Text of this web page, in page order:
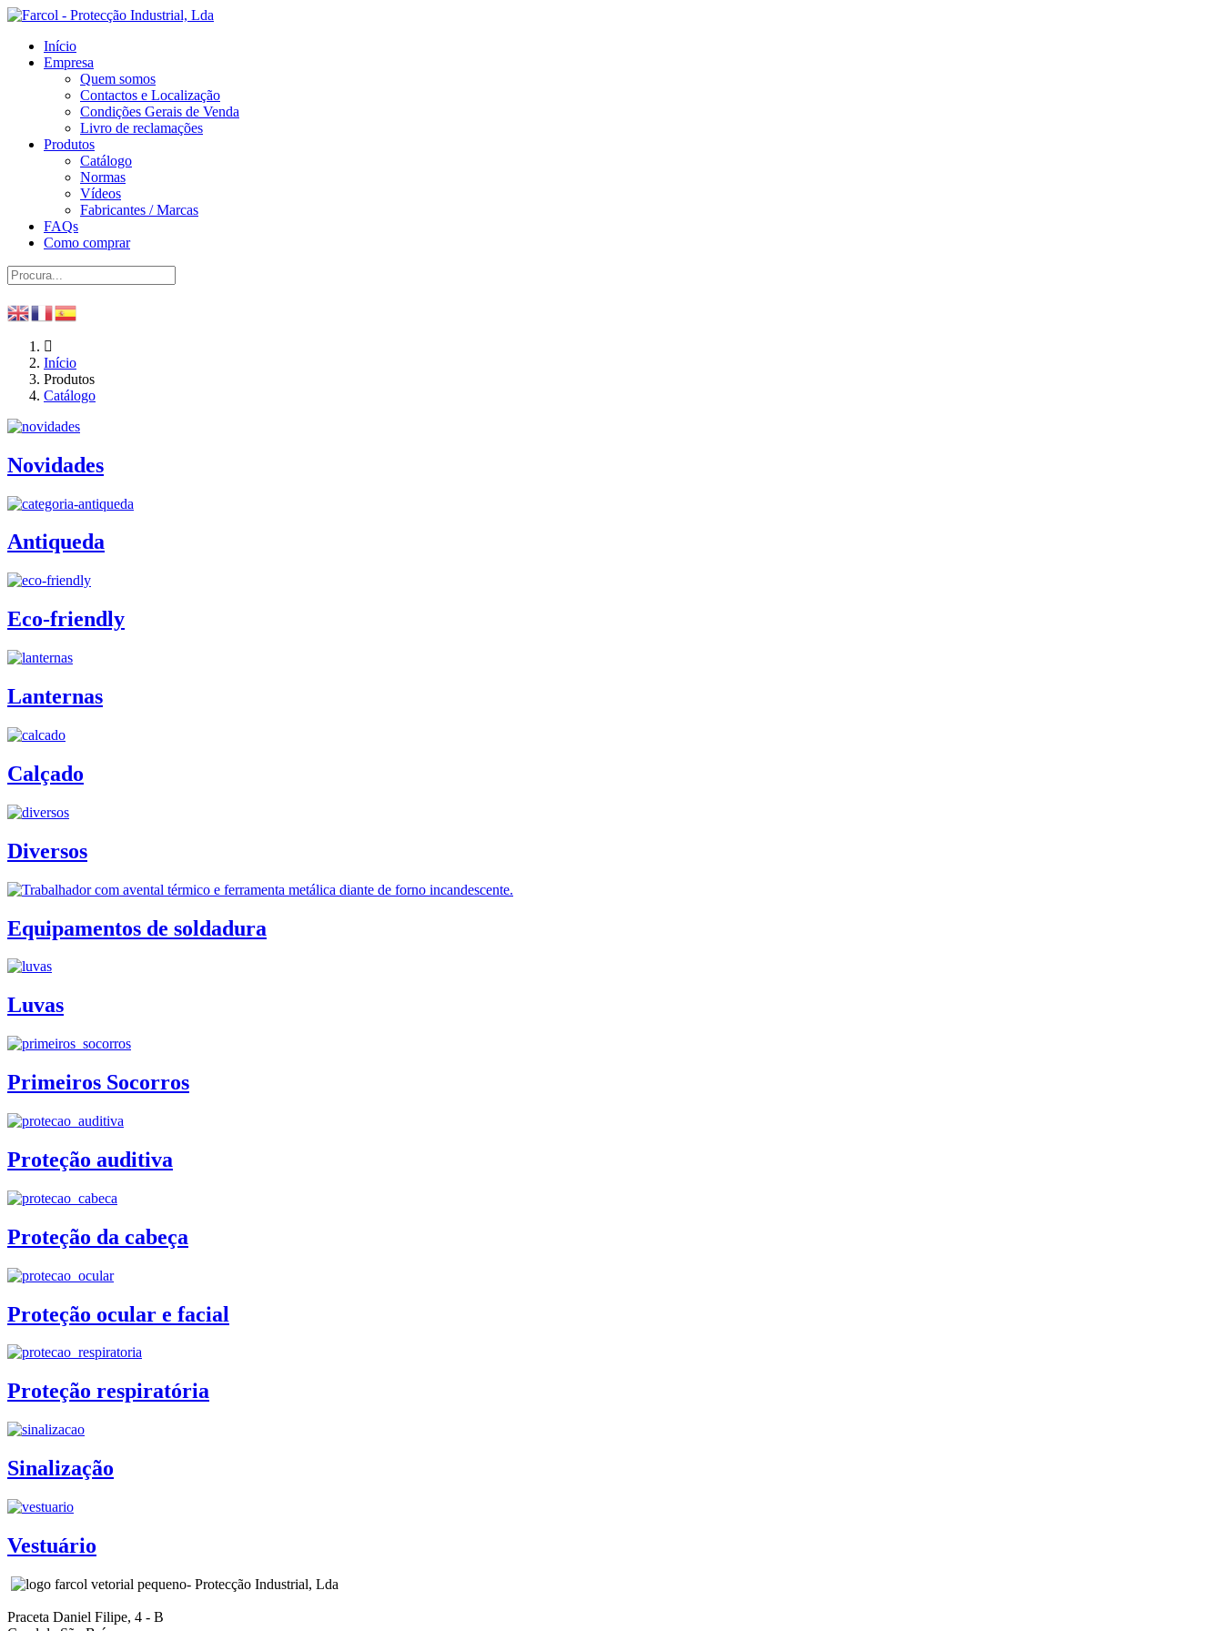
Início
Empresa
Quem somos
Contactos e Localização
Condições Gerais de Venda
Livro de reclamações
Produtos
Catálogo
Normas
Vídeos
Fabricantes / Marcas
FAQs
Como comprar
Início
Produtos
Catálogo
Novidades
Antiqueda
Eco-friendly
Lanternas
Calçado
Diversos
Equipamentos de soldadura
Luvas
Primeiros Socorros
Proteção auditiva
Proteção da cabeça
Proteção ocular e facial
Proteção respiratória
Sinalização
Vestuário
- Protecção Industrial, Lda
Praceta Daniel Filipe, 4 - B